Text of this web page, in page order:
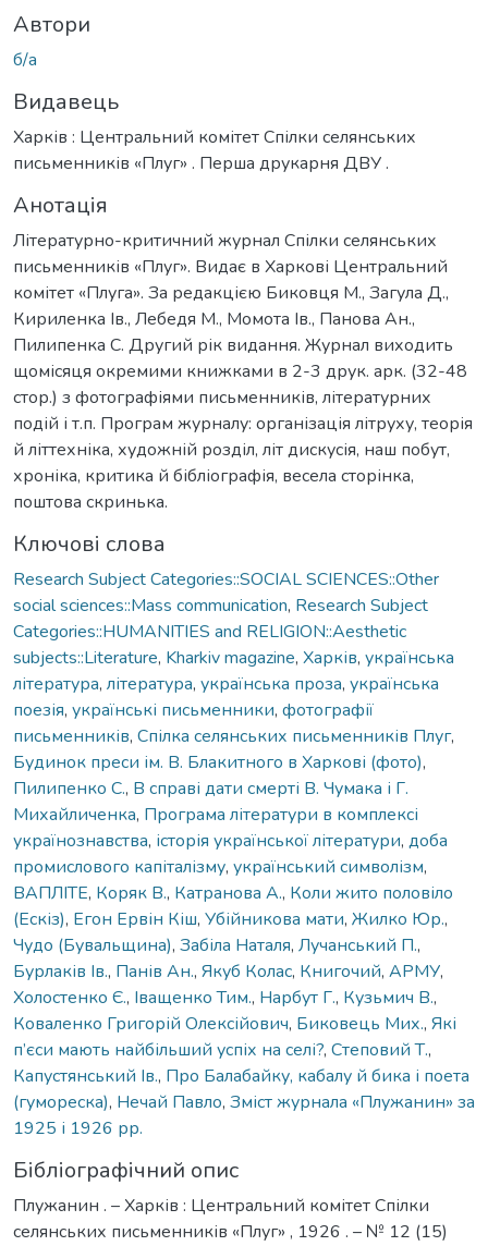
Автори
б/а
Видавець
Харків : Центральний комітет Спілки селянських
письменників «Плуг» . Перша друкарня ДВУ .
Анотація
Літературно-критичний журнал Спілки селянських
письменників «Плуг». Видає в Харкові Центральний
комітет «Плуга». За редакцією Биковця М., Загула Д.,
Кириленка Ів., Лебедя М., Момота Ів., Панова Ан.,
Пилипенка С. Другий рік видання. Журнал виходить
щомісяця окремими книжками в 2-3 друк. арк. (32-48
стор.) з фотографіями письменників, літературних
подій і т.п. Програм журналу: організація літруху, теорія
й літтехніка, художній розділ, літ дискусія, наш побут,
хроніка, критика й бібліографія, весела сторінка,
поштова скринька.
Ключові слова
Research Subject Categories::SOCIAL SCIENCES::Other
social sciences::Mass communication, Research Subject
Categories::HUMANITIES and RELIGION::Aesthetic
subjects::Literature, Kharkiv magazine, Харків, українська
література, література, українська проза, українська
поезія, українські письменники, фотографії
письменників, Спілка селянських письменників Плуг,
Будинок преси ім. В. Блакитного в Харкові (фото),
Пилипенко С., В справі дати смерті В. Чумака і Г.
Михайличенка, Програма літератури в комплексі
українознавства, історія української літератури, доба
промислового капіталізму, український символізм,
ВАПЛІТЕ, Коряк В., Катранова А., Коли жито половіло
(Ескіз), Егон Ервін Кіш, Убійникова мати, Жилко Юр.,
Чудо (Бувальщина), Забіла Наталя, Лучанський П.,
Бурлаків Ів., Панів Ан., Якуб Колас, Книгочий, АРМУ,
Холостенко Є., Іващенко Тим., Нарбут Г., Кузьмич В.,
Коваленко Григорій Олексійович, Биковець Мих., Які
п’єси мають найбільший успіх на селі?, Степовий Т.,
Капустянський Ів., Про Балабайку, кабалу й бика і поета
(гумореска), Нечай Павло, Зміст журнала «Плужанин» за
1925 і 1926 рр.
Бібліографічний опис
Плужанин . – Харків : Центральний комітет Спілки
селянських письменників «Плуг» , 1926 . – № 12 (15)